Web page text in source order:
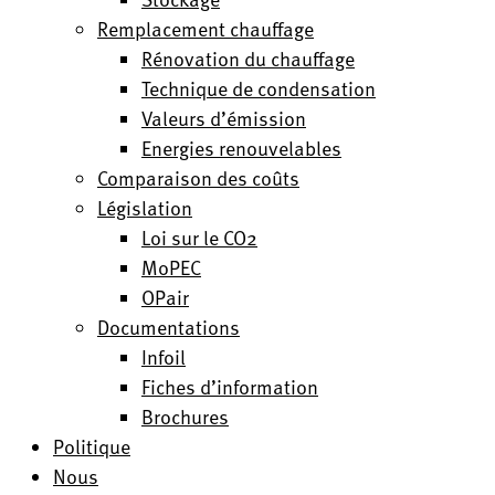
Remplacement chauffage
Rénovation du chauffage
Technique de condensation
Valeurs d’émission
Energies renouvelables
Comparaison des coûts
Législation
Loi sur le CO2
MoPEC
OPair
Documentations
Infoil
Fiches d’information
Brochures
Politique
Nous